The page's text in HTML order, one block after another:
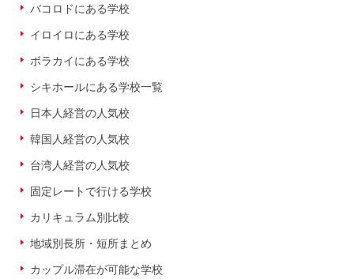
バコロドにある学校
イロイロにある学校
ボラカイにある学校
シキホールにある学校一覧
日本人経営の人気校
韓国人経営の人気校
台湾人経営の人気校
固定レートで行ける学校
カリキュラム別比較
地域別長所・短所まとめ
カップル滞在が可能な学校